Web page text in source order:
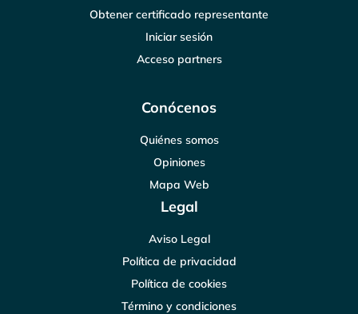
Obtener certificado representante
Iniciar sesión
Acceso partners
Conócenos
Quiénes somos
Opiniones
Mapa Web
Legal
Aviso Legal
Política de privacidad
Política de cookies
Término y condiciones